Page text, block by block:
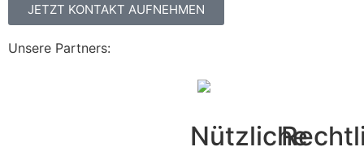
JETZT KONTAKT AUFNEHMEN
Unsere Partners:
Nützliche